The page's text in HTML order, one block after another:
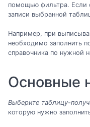
помощью фильтра. Если
записи выбранной
Например, при
необходимо заполнить
справочника по нужной
Основные
Выберите таблицу-
которую нужно